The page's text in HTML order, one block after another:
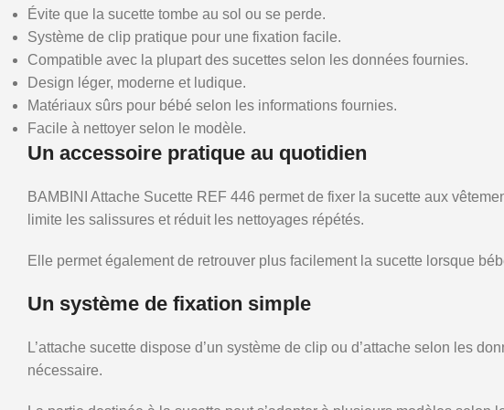
Évite que la sucette tombe au sol ou se perde.
Système de clip pratique pour une fixation facile.
Compatible avec la plupart des sucettes selon les données fournies.
Design léger, moderne et ludique.
Matériaux sûrs pour bébé selon les informations fournies.
Facile à nettoyer selon le modèle.
Un accessoire pratique au quotidien
BAMBINI Attache Sucette REF 446 permet de fixer la sucette aux
limite les salissures et réduit les nettoyages répétés.
Elle permet également de retrouver plus facilement la sucette lorsque
Un système de fixation simple
L’attache sucette dispose d’un système de clip ou d’attache selon les
nécessaire.